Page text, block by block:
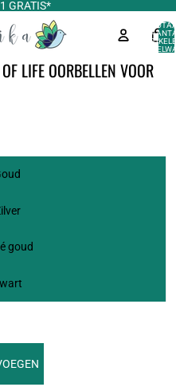
GRATIS*
LIFE OORBELLEN VOOR
goud